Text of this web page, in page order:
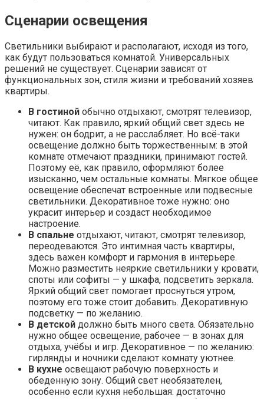
Сценарии освещения
Светильники выбирают и располагают, исходя из того,
как будут пользоваться комнатой. Универсальных
решений не существует. Сценарии зависят от
функциональных зон, стиля жизни и требований хозяев
квартиры.
В гостиной обычно отдыхают, смотрят телевизор,
читают. Как правило, яркий общий свет здесь не
нужен: он бодрит, а не расслабляет. Но всё-таки
освещение должно быть торжественным: в этой
комнате отмечают праздники, принимают гостей.
Поэтому её, как правило, оформляют более
изысканно, чем остальные комнаты. Мягкое общее
освещение обеспечат встроенные или подвесные
светильники. Декоративное тоже нужно: оно
украсит интерьер и создаст необходимое
настроение.
В спальне отдыхают, читают, смотрят телевизор,
переодеваются. Это интимная часть квартиры,
здесь важен комфорт и гармония в интерьере.
Можно разместить неяркие светильники у кровати,
споты или софиты — у шкафа, подсветить зеркала.
Яркий общий свет помогает проснуться утром,
поэтому его тоже стоит добавить. Декоративную
подсветку — по желанию.
В детской должно быть много света. Обязательно
нужно общее освещение, рабочее — в зонах для
отдыха, учёбы и игр. Декоративное — по желанию:
гирлянды и ночники сделают комнату уютнее.
В кухне освещают рабочую поверхность и
обеденную зону. Общий свет необязателен,
особенно если кухня небольшая: достаточно